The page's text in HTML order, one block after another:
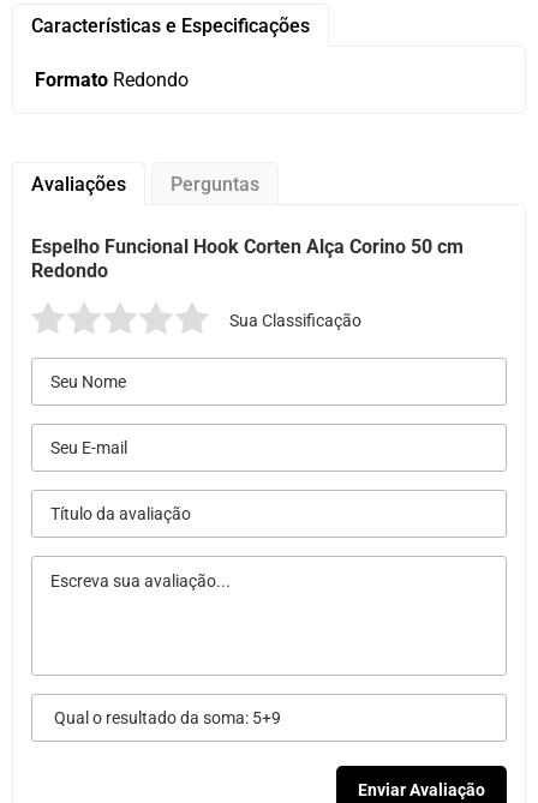
Características e Especificações
Formato Redondo
Avaliações Perguntas
Espelho Funcional Hook Corten Alça Corino 50 cm
Redondo
Sua Classificação